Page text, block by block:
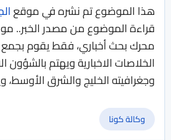
هذا الموضوع تم نشره في موقع
قراءة الموضوع من مصدر الخبر..
محرك بحث أخباري، فقط يقوم بجمع
الخلاصات الاخبارية ويهتم بالشؤون
وجغرافيته الخليج والشرق الأوسط،
وكالة كونا